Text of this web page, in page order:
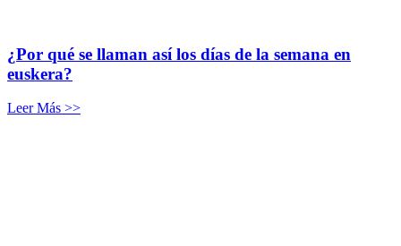
¿Por qué se llaman así los días de la semana en
euskera?
Leer Más >>